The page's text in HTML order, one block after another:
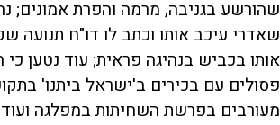
שהורשע בגניבה, מרמה והפרת אמונים;
שאדרי עיכב אותו וכתב לו דו"ח תנועה
אותו בכביש בנהיגה פראית; עוד נטען כי
פסולים עם בכירים ב'ישראל ביתנו'
מעורבים בפרשת השחיתות במפלגה